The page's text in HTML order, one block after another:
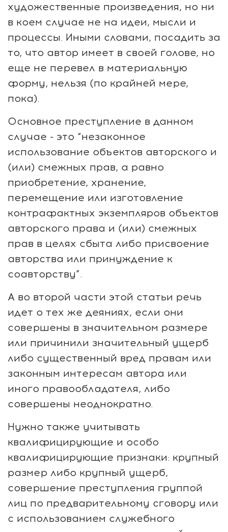
художественные произведения, но ни
в коем случае не на идеи, мысли и
процессы. Иными словами, посадить за
то, что автор имеет в своей голове, но
еще не перевел в материальную
форму, нельзя (по крайней мере,
пока).
Основное преступление в данном
случае - это “незаконное
использование объектов авторского и
(или) смежных прав, а равно
приобретение, хранение,
перемещение или изготовление
контрафактных экземпляров объектов
авторского права и (или) смежных
прав в целях сбыта либо присвоение
авторства или принуждение к
соавторству”.
А во второй части этой статьи речь
идет о тех же деяниях, если они
совершены в значительном размере
или причинили значительный ущерб
либо существенный вред правам или
законным интересам автора или
иного правообладателя, либо
совершены неоднократно.
Нужно также учитывать
квалифицирующие и особо
квалифицирующие признаки: крупный
размер либо крупный ущерб,
совершение преступления группой
лиц по предварительному сговору или
с использованием служебного